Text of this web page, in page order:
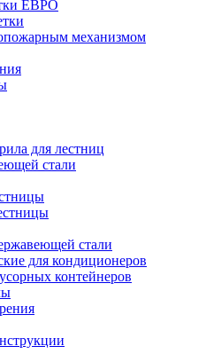
ЕВРО
механизмом
для лестниц
стали
стали
для кондиционеров
контейнеров